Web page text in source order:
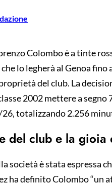
Colombo è a tinte
lo legherà al Genoa
del club. La
2002 mettere a
totalizzando 2.256
del club e la
società è stata espressa
ha definito Colombo “un